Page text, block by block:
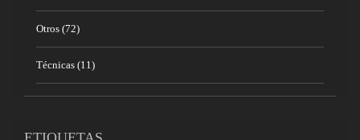
Otros (72)
Técnicas (11)